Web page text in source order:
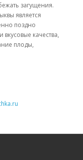
загущения.
является
поздно
качества,
плоды,